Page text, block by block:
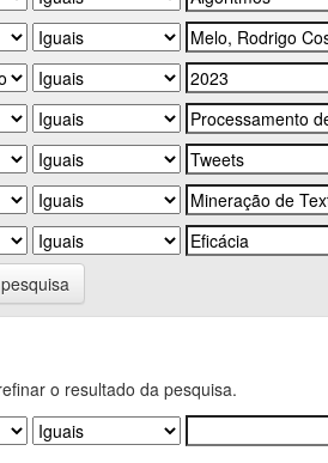
o resultado da pesquisa.